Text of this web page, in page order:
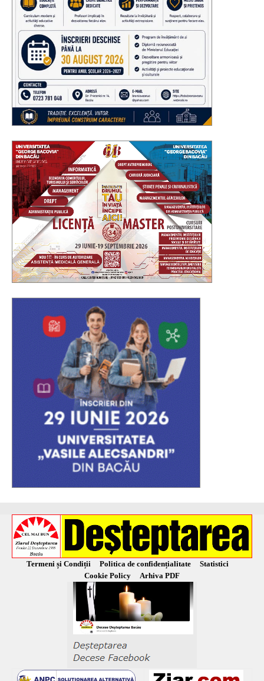
Termeni și Condiții Politica de confidențialitate
Statistici
Cookie Policy
Arhiva PDF